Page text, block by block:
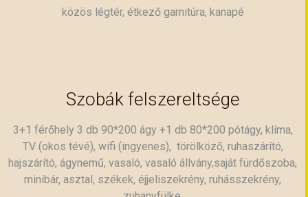
közös légtér, étkező garnitúra, kanapé
Szobák felszereltsége
3+1 férőhely 3 db 90*200 ágy +1 db 80*200 pótágy, klíma,
TV (okos tévé), wifi (ingyenes), törölköző, ruhaszárító,
hajszárító, ágynemű, vasaló, vasaló állvány,saját fürdőszoba,
minibár, asztal, székek, éjjeliszekrény, ruhásszekrény,